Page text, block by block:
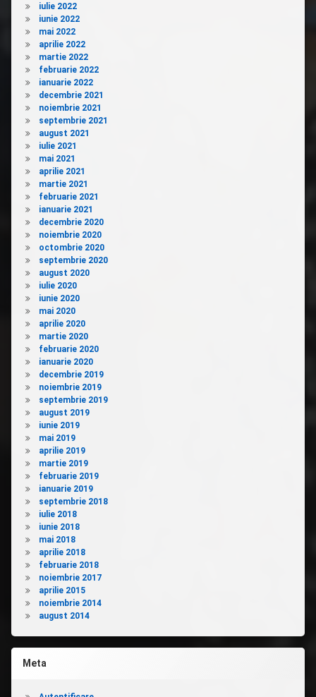
iulie 2022
iunie 2022
mai 2022
aprilie 2022
martie 2022
februarie 2022
ianuarie 2022
decembrie 2021
noiembrie 2021
septembrie 2021
august 2021
iulie 2021
mai 2021
aprilie 2021
martie 2021
februarie 2021
ianuarie 2021
decembrie 2020
noiembrie 2020
octombrie 2020
septembrie 2020
august 2020
iulie 2020
iunie 2020
mai 2020
aprilie 2020
martie 2020
februarie 2020
ianuarie 2020
decembrie 2019
noiembrie 2019
septembrie 2019
august 2019
iunie 2019
mai 2019
aprilie 2019
martie 2019
februarie 2019
ianuarie 2019
septembrie 2018
iulie 2018
iunie 2018
mai 2018
aprilie 2018
februarie 2018
noiembrie 2017
aprilie 2015
noiembrie 2014
august 2014
Meta